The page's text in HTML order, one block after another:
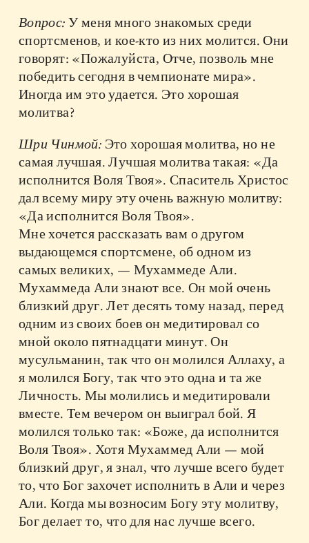
Вопрос:У меня много знакомых среди
спортсменов, и кое-кто из них молится. Они
говорят: «Пожалуйста, Отче, позволь мне
победить сегодня в чемпионате мира».
Иногда им это удается. Это хорошая
молитва?
Шри Чинмой: Это хорошая молитва, но не
самая лучшая. Лучшая молитва такая: «Да
исполнится Воля Твоя». Спаситель Христос
дал всему миру эту очень важную молитву:
«Да исполнится Воля Твоя».
Мне хочется рассказать вам о другом
выдающемся спортсмене, об одном из
самых великих, — Мухаммеде Али.
Мухаммеда Али знают все. Он мой очень
близкий друг. Лет десять тому назад, перед
одним из своих боев он медитировал со
мной около пятнадцати минут. Он
мусульманин, так что он молился Аллаху, а
я молился Богу, так что это одна и та же
Личность. Мы молились и медитировали
вместе. Тем вечером он выиграл бой. Я
молился только так: «Боже, да исполнится
Воля Твоя». Хотя Мухаммед Али — мой
близкий друг, я знал, что лучше всего будет
то, что Бог захочет исполнить в Али и через
Али. Когда мы возносим Богу эту молитву,
Бог делает то, что для нас лучше всего.